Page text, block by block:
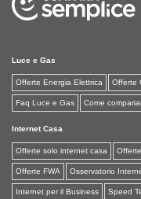
Luce e Gas
Offerte Energia Elettrica Offerte
Faq Luce e Gas Come
Internet Casa
Offerte solo internet casa
Offerte FWA Osservatorio
Internet per il Business Speed